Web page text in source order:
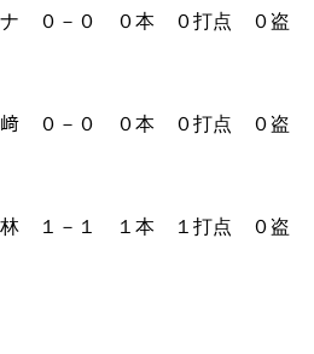
－０ ０本 ０打点 ０盗
０ ０本 ０打点 ０盗
－１ １本 １打点 ０盗